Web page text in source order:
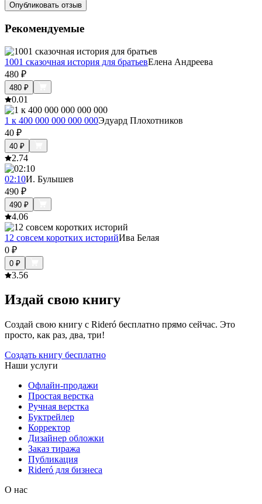
Опубликовать отзыв
Рекомендуемые
1001 сказочная история для братьевЕлена Андреева
480 ₽
480 ₽
0.01
1 к 400 000 000 000 000Эдуард Плохотников
40 ₽
40 ₽
2.74
02:10И. Булышев
490 ₽
490 ₽
4.06
12 совсем коротких историйИва Белая
0 ₽
0 ₽
3.56
Издай свою книгу
Создай свою книгу с Rideró бесплатно прямо сейчас. Это
просто, как раз, два, три!
Создать книгу бесплатно
Наши услуги
Офлайн-продажи
Простая верстка
Ручная верстка
Буктрейлер
Корректор
Дизайнер обложки
Заказ тиража
Публикация
Rideró для бизнеса
О нас